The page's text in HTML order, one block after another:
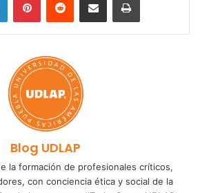
Blog UDLAP
la formación de profesionales críticos,
con conciencia ética y social de la